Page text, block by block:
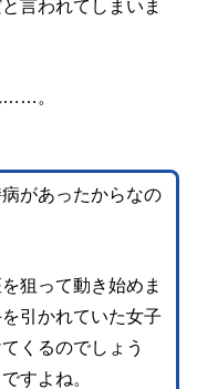
言われてしまいま
……。
があったからなの
狙って動き始めま
引かれていた女子
くるのでしょう
すよね。